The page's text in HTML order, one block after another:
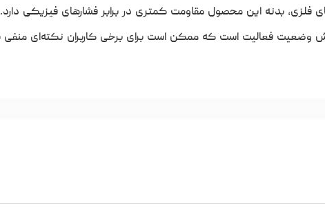
فلزی، بدنه این محصول مقاومت کمتری در برابر فشارهای فیزیکی دارد.